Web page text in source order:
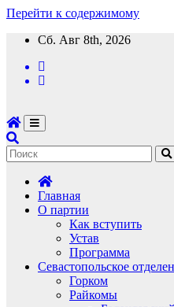
Перейти к содержимому
Сб. Авг 8th, 2026
Главная
О партии
Как вступить
Устав
Программа
Севастопольское
Горком
Райкомы